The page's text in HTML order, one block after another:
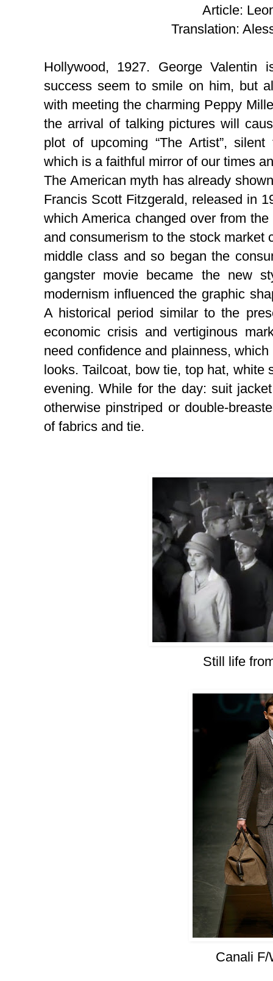
Article:
Translation:
Hollywood, 1927. George
success seem to smile on him, but
with meeting the charming Peppy
the arrival of talking pictures will
plot of upcoming “The Artist”,
which is a faithful mirror of our times
The American myth has already
Francis Scott Fitzgerald, released in
which America changed over from
and consumerism to the stock market
middle class and so began the
gangster movie became the new
modernism influenced the graphic
A historical period similar to the
economic crisis and vertiginous
need confidence and plainness,
looks. Tailcoat, bow tie, top hat, white
evening. While for the day: suit
otherwise pinstriped or double-
of fabrics and tie.
Still life
Canali F/